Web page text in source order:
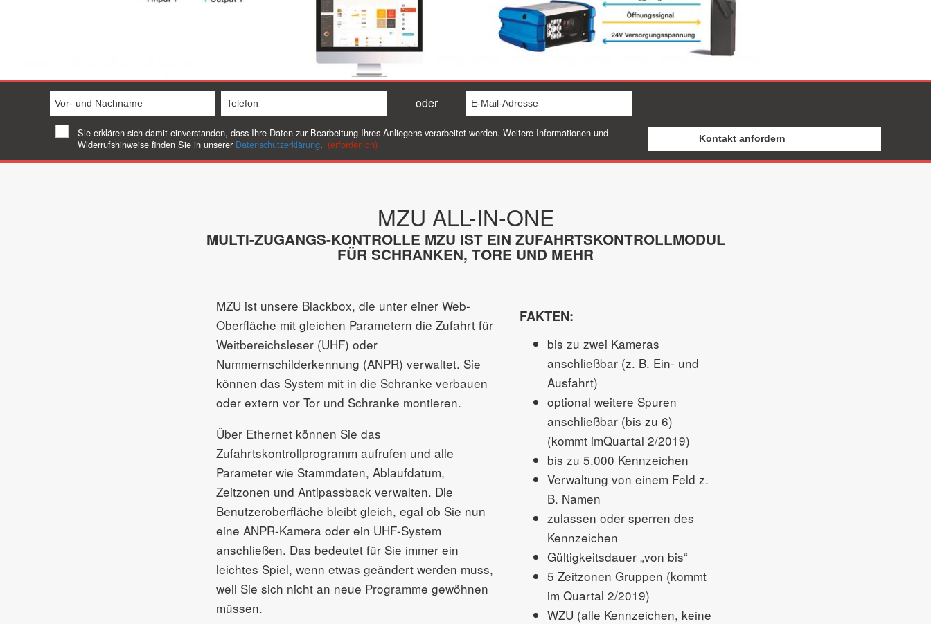
Vor-
und
Nachname
(erforderlich)
Telefon
(erforderlich)
oder
E-
Mail-
Adresse
Datenschutz
(erforderlich)
Sie erklären sich damit einverstanden, dass Ihre Daten zur Bearbeitung Ihres Anliegens verarbeitet werden. Weitere Informationen und
Widerrufshinweise finden Sie in unserer Datenschutzerklärung. (erforderlich)
MZU ALL-IN-ONE
MULTI-ZUGANGS-KONTROLLE MZU IST EIN ZUFAHRTSKONTROLLMODUL
FÜR SCHRANKEN, TORE UND MEHR
MZU ist unsere Blackbox, die unter einer Web-
Oberfläche mit gleichen Parametern die Zufahrt für
Weitbereichsleser (UHF) oder
Nummernschilderkennung (ANPR) verwaltet. Sie
können das System mit in die Schranke verbauen
oder extern vor Tor und Schranke montieren.
Über Ethernet können Sie das
Zufahrtskontrollprogramm aufrufen und alle
Parameter wie Stammdaten, Ablaufdatum,
Zeitzonen und Antipassback verwalten. Die
Benutzeroberfläche bleibt gleich, egal ob Sie nun
eine ANPR-Kamera oder ein UHF-System
anschließen. Das bedeutet für Sie immer ein
leichtes Spiel, wenn etwas geändert werden muss,
weil Sie sich nicht an neue Programme gewöhnen
müssen.
FAKTEN:
bis zu zwei Kameras
anschließbar (z. B. Ein- und
Ausfahrt)
optional weitere Spuren
anschließbar (bis zu 6)
(kommt imQuartal 2/2019)
bis zu 5.000 Kennzeichen
Verwaltung von einem Feld z.
B. Namen
zulassen oder sperren des
Kennzeichen
Gültigkeitsdauer „von bis“
5 Zeitzonen Gruppen (kommt
im Quartal 2/2019)
WZU (alle Kennzeichen, keine